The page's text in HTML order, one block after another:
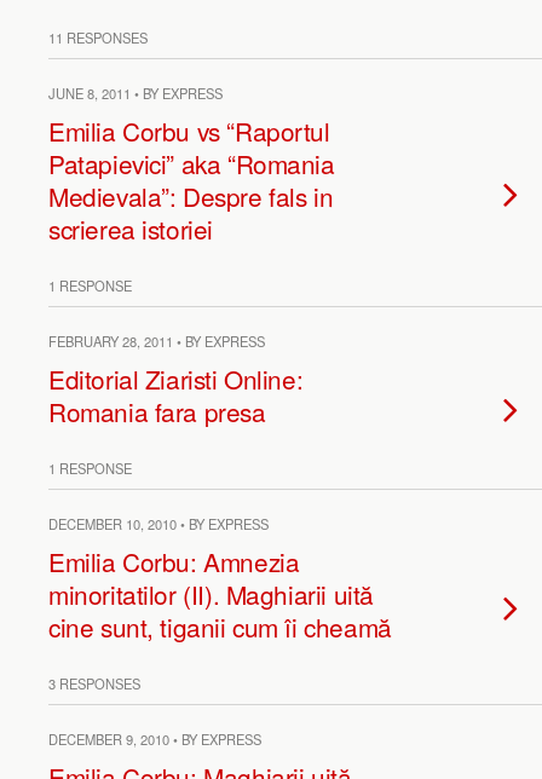
11 RESPONSES
JUNE 8, 2011 • BY EXPRESS
Emilia Corbu vs “Raportul
Patapievici” aka “Romania
Medievala”: Despre fals in
scrierea istoriei
1 RESPONSE
FEBRUARY 28, 2011 • BY EXPRESS
Editorial Ziaristi Online:
Romania fara presa
1 RESPONSE
DECEMBER 10, 2010 • BY EXPRESS
Emilia Corbu: Amnezia
minoritatilor (II). Maghiarii uită
cine sunt, tiganii cum îi cheamă
3 RESPONSES
DECEMBER 9, 2010 • BY EXPRESS